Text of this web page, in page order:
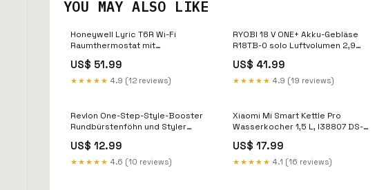
YOU MAY ALSO LIKE
Honeywell Lyric T6R Wi-Fi
Raumthermostat mit
I38687 Duschwannen
US$ 51.99
★★★★★ 4.9 (12 reviews)
RYOBI 18 V ONE+ Akku-Gebläse
R18TB-0 solo Luftvolumen 2,9
US$ 41.99
★★★★★ 4.9 (19 reviews)
Revlon One-Step-Style-Booster
Rundbürstenföhn und Styler
US$ 12.99
★★★★★ 4.6 (10 reviews)
Xiaomi Mi Smart Kettle Pro
Wasserkocher 1,5 L, I38807 DS-
US$ 17.99
★★★★★ 4.1 (16 reviews)